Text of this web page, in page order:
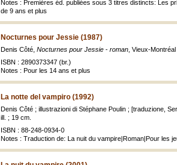
Notes : Premières éd. publiées sous 3 titres distincts: Les
de 9 ans et plus
Nocturnes pour Jessie (1987)
Denis Côté, Nocturnes pour Jessie - roman , Vieux-
ISBN : 2890373347 (br.)
Notes : Pour les 14 ans et plus
La notte del vampiro (1992)
Denis Côté ; illustrazioni di Stéphane Poulin ; [traduzione,
ill. ; 19 cm.
ISBN : 88-248-0934-0
Notes : Traduction de: La nuit du vampire|Roman|Pour les